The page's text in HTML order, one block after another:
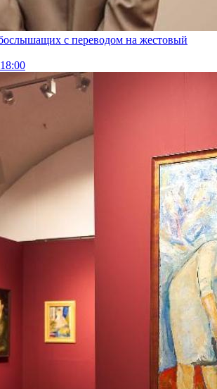
с переводом на жестовый